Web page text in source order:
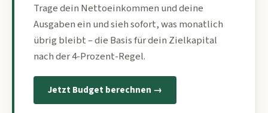
Trage dein Nettoeinkommen und deine
Ausgaben ein und sieh sofort, was monatlich
übrig bleibt – die Basis für dein Zielkapital
nach der 4-Prozent-Regel.
Jetzt Budget berechnen →